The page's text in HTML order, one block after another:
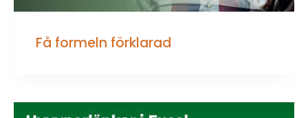
Få formeln förklarad